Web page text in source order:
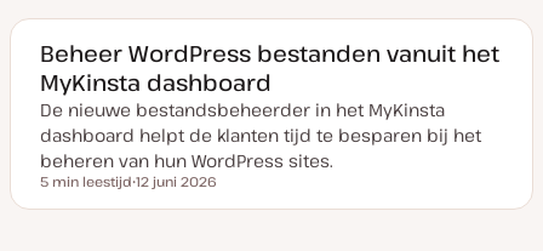
v
a
n
u
p
a
t
e
Beheer WordPress bestanden vanuit het
MyKinsta dashboard
De nieuwe bestandsbeheerder in het MyKinsta
dashboard helpt de klanten tijd te besparen bij het
beheren van hun WordPress sites.
Leestijd
5 min leestijd
a
12 juni 2026